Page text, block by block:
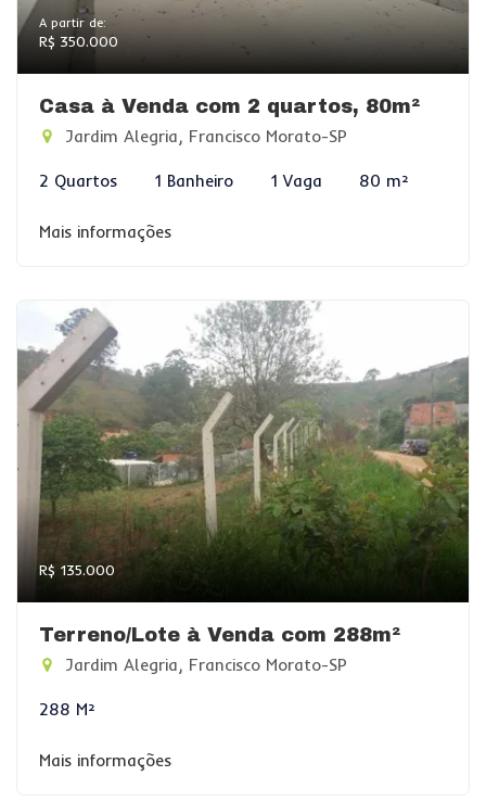
A partir de:
R$ 350.000
Casa à Venda com 2 quartos, 80m²
Jardim Alegria, Francisco Morato-SP
2 Quartos 1 Banheiro 1 Vaga 80 m²
Mais informações
R$ 135.000
Terreno/Lote à Venda com 288m²
Jardim Alegria, Francisco Morato-SP
288 M²
Mais informações